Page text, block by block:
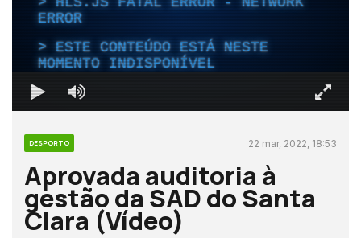
ERROR
ESTE CONTEÚDO ESTÁ NESTE
MOMENTO INDISPONÍVEL
DESPORTO 22 mar, 2022, 18:53
Aprovada auditoria à
gestão da SAD do Santa
Clara (Vídeo)